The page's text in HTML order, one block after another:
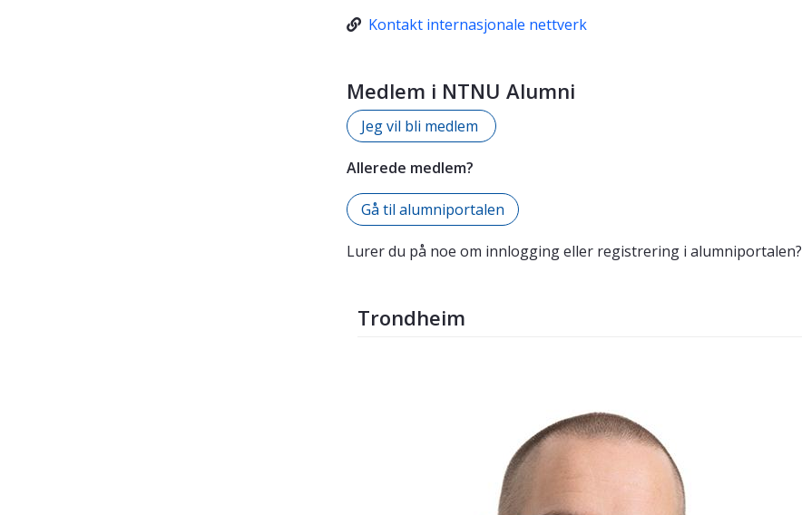
Kontakt internasjonale nettverk
Medlem i NTNU Alumni
Jeg vil bli medlem
Allerede medlem?
Gå til alumniportalen
Lurer du på noe om innlogging eller registrering i alumniportalen?
Trondheim